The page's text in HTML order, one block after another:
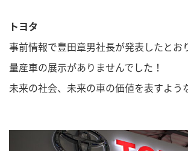
トヨタ
事前情報で豊田章男社長が発表したとおり
量産車の展示がありませんでした！
未来の社会、未来の車の価値を表すよう